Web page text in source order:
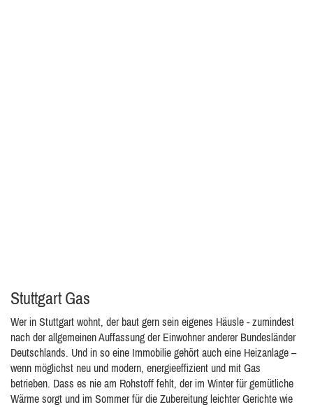
Stuttgart Gas
Wer in Stuttgart wohnt, der baut gern sein eigenes Häusle - zumindest
nach der allgemeinen Auffassung der Einwohner anderer Bundesländer
Deutschlands. Und in so eine Immobilie gehört auch eine Heizanlage –
wenn möglichst neu und modern, energieeffizient und mit Gas
betrieben. Dass es nie am Rohstoff fehlt, der im Winter für gemütliche
Wärme sorgt und im Sommer für die Zubereitung leichter Gerichte wie